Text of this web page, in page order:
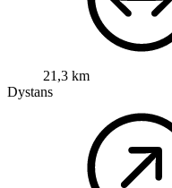
21,3 km
Dystans